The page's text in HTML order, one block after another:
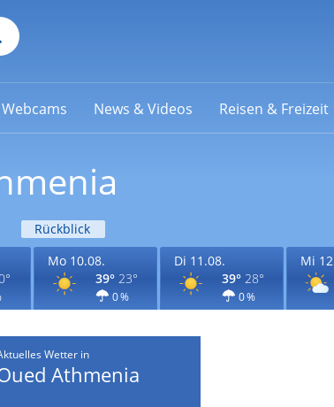
News & Videos Reisen & Freizeit
Rückblick
Mo 10.08.
39° 23°
0 %
Di 11.08.
39° 28°
0 %
Mi
Wetter in
Athmenia